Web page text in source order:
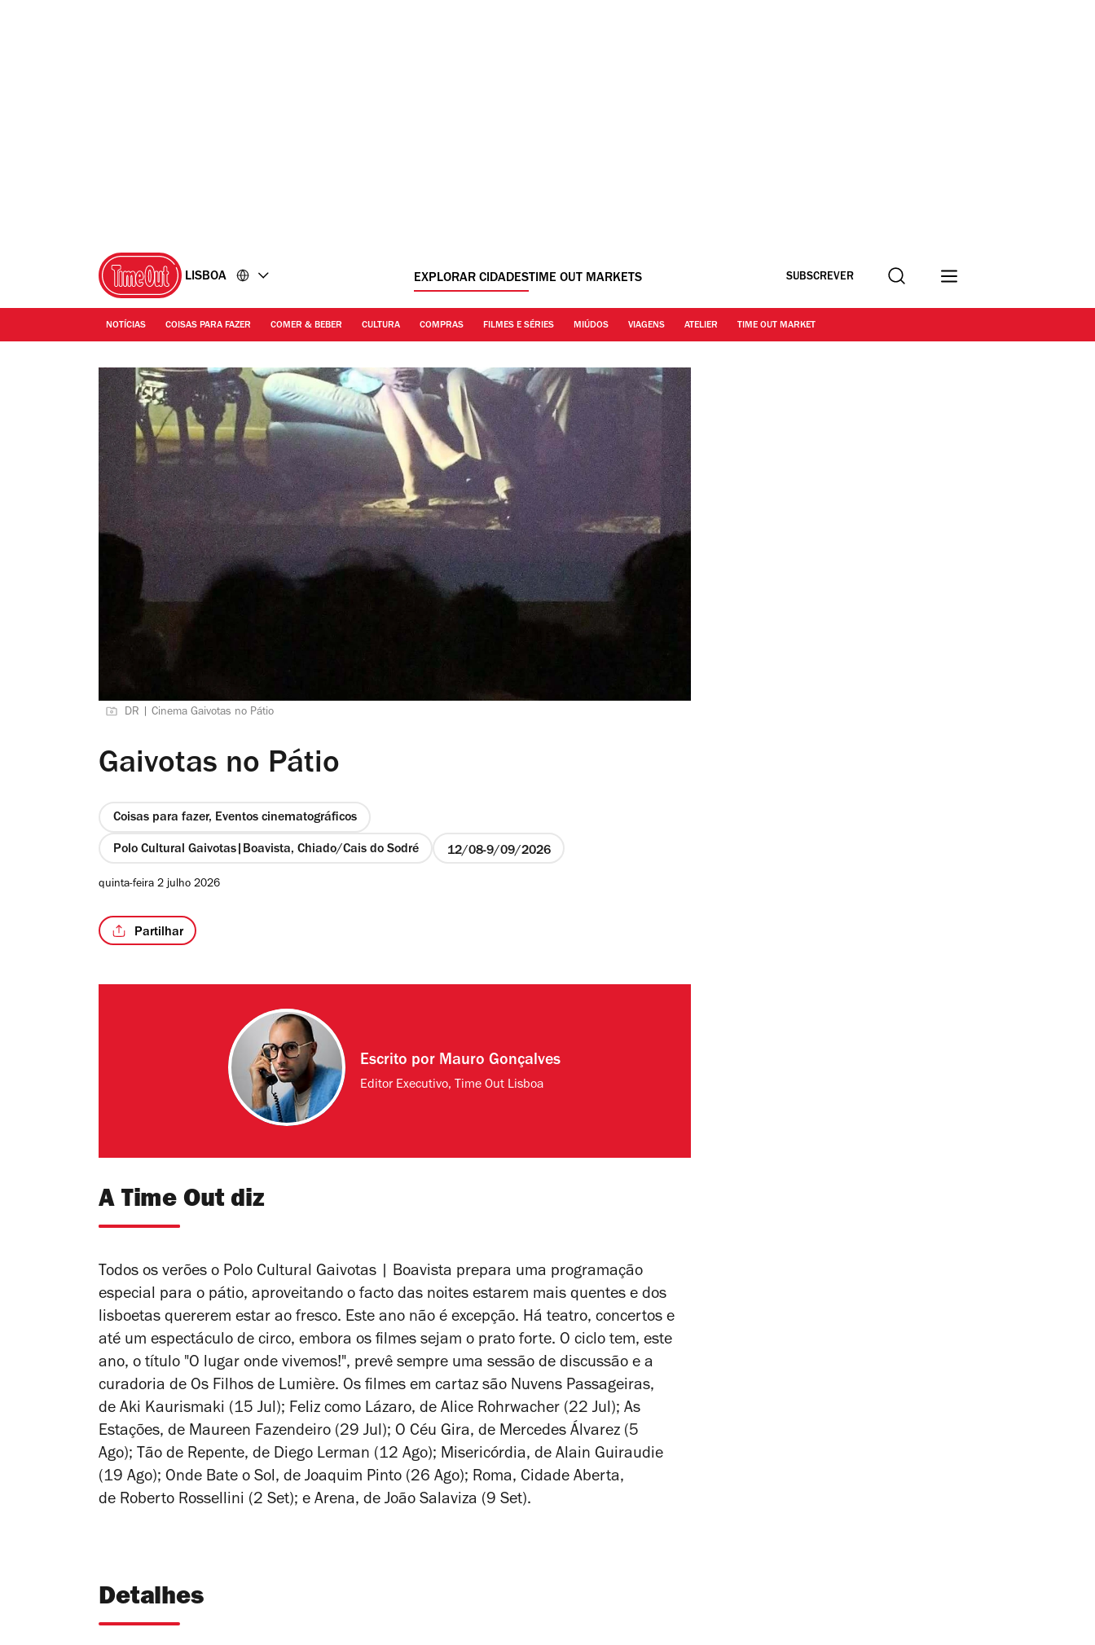
LISBOA EXPLORAR CIDADESTIME OUT MARKETS SUBSCREVER Procurar
NOTÍCIAS COISAS PARA FAZER COMER & BEBER CULTURA COMPRAS FILMES E SÉRIES MIÚDOS VIAGENS ATELIER TIME OUT MARKET
DR | Cinema Gaivotas no Pátio
Gaivotas no Pátio
Coisas para fazer, Eventos cinematográficos
Polo Cultural Gaivotas|Boavista, Chiado/Cais do Sodré 12/08 9/09/2026
quinta-feira 2 julho 2026
Partilhar
Escrito por Mauro Gonçalves
Editor Executivo, Time Out Lisboa
A Time Out diz
Todos os verões o Polo Cultural Gaivotas | Boavista prepara uma programação
especial para o pátio, aproveitando o facto das noites estarem mais quentes e dos
lisboetas quererem estar ao fresco. Este ano não é excepção. Há teatro, concertos e
até um espectáculo de circo, embora os filmes sejam o prato forte. O ciclo tem, este
ano, o título "O lugar onde vivemos!", prevê sempre uma sessão de discussão e a
curadoria de Os Filhos de Lumière. Os filmes em cartaz são Nuvens Passageiras,
de Aki Kaurismaki (15 Jul); Feliz como Lázaro, de Alice Rohrwacher (22 Jul); As
Estações, de Maureen Fazendeiro (29 Jul); O Céu Gira, de Mercedes Álvarez (5
Ago); Tão de Repente, de Diego Lerman (12 Ago); Misericórdia, de Alain Guiraudie
(19 Ago); Onde Bate o Sol, de Joaquim Pinto (26 Ago); Roma, Cidade Aberta,
de Roberto Rossellini (2 Set); e Arena, de João Salaviza (9 Set).
Detalhes